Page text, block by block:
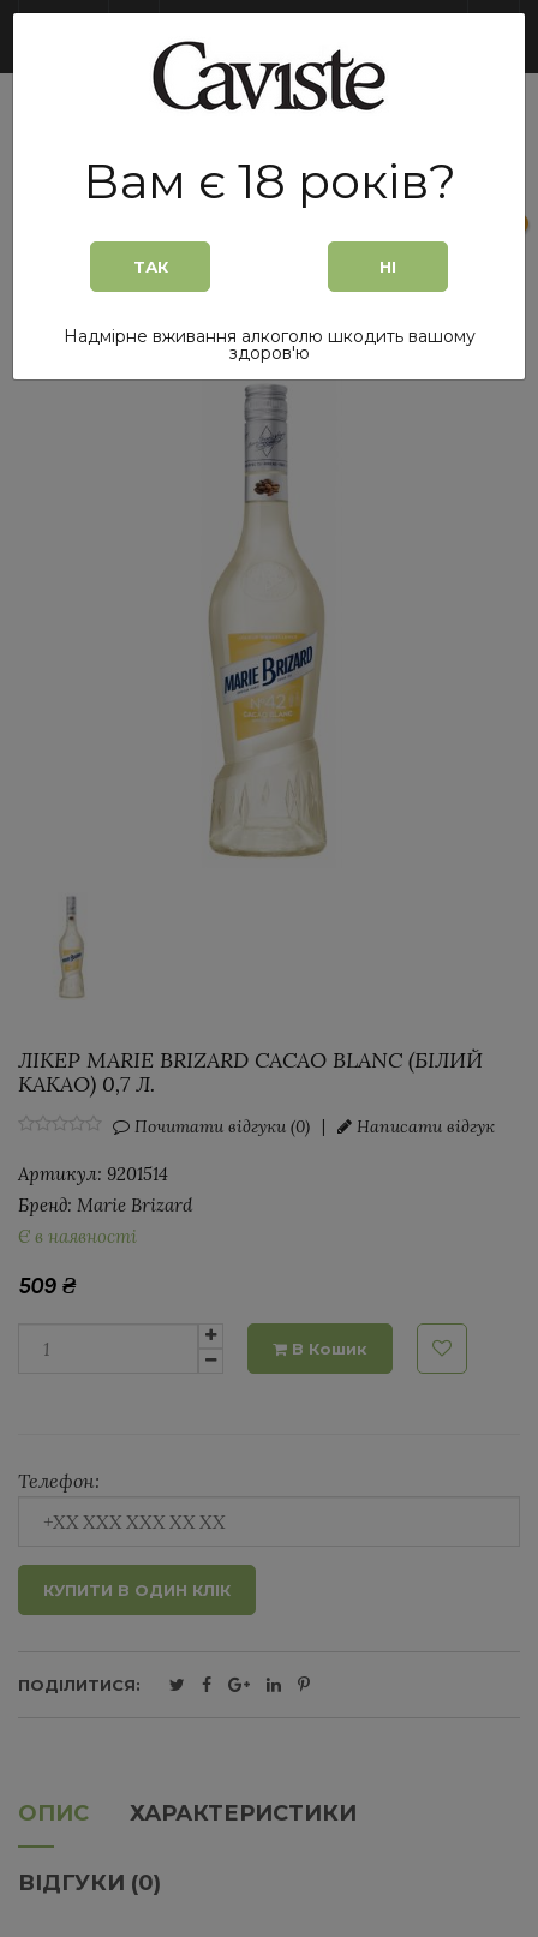
Лікер Marie Brizard Cacao Blanc (Білий Какао) 0,7 л.
ЛІКЕР MARIE BRIZARD CACAO BLANC (БІЛИЙ
КАКАО) 0,7 Л.
Почитати відгуки (0) | Написати відгук
Артикул: 9201514
Бренд: Marie Brizard
Є в наявності
509 ₴
В Кошик
Телефон:
КУПИТИ В ОДИН КЛІК
ПОДІЛИТИСЯ:
ОПИС ХАРАКТЕРИСТИКИ
ВІДГУКИ (0)
Вам є 18 років?
ТАК НІ
Надмірне вживання алкоголю шкодить вашому
здоров'ю